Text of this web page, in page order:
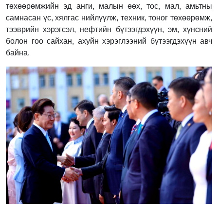
төхөөрөмжийн эд анги, малын өөх, тос, мал, амьтны
самнасан үс, хялгас нийлүүлж, техник, тоног төхөөрөмж,
тээврийн хэрэгсэл, нефтийн бүтээгдэхүүн, эм, хүнсний
болон гоо сайхан, ахуйн хэрэглээний бүтээгдэхүүн авч
байна.